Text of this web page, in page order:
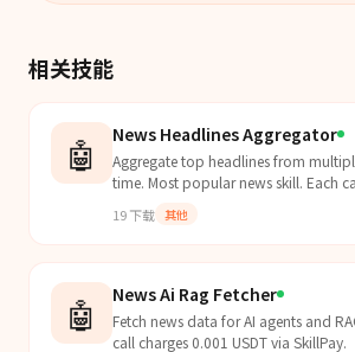
相关技能
🤖 News Headlines Aggregator
Aggregate top headlines from
time. Most popular news skill. Each
19下载 其他
🤖 News Ai Rag Fetcher
Fetch news data for AI agents and
call charges 0.001 USDT via SkillPay.